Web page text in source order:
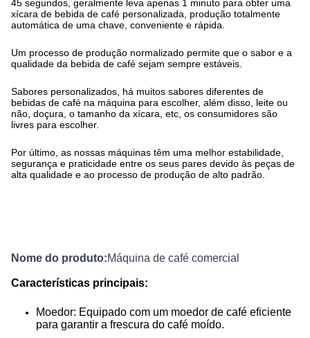
45 segundos, geralmente leva apenas 1 minuto para obter uma
xícara de bebida de café personalizada, produção totalmente
automática de uma chave, conveniente e rápida.
Um processo de produção normalizado permite que o sabor e a
qualidade da bebida de café sejam sempre estáveis.
Sabores personalizados, há muitos sabores diferentes de
bebidas de café na máquina para escolher, além disso, leite ou
não, doçura, o tamanho da xícara, etc, os consumidores são
livres para escolher.
Por último, as nossas máquinas têm uma melhor estabilidade,
segurança e praticidade entre os seus pares devido às peças de
alta qualidade e ao processo de produção de alto padrão.
Nome do produto:Máquina de café comercial
Características principais:
Moedor: Equipado com um moedor de café eficiente
para garantir a frescura do café moído.